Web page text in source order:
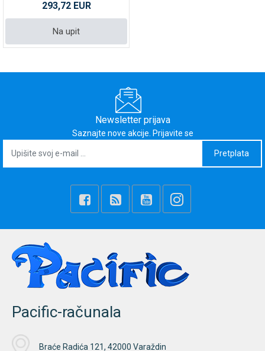
293,72 EUR
Na upit
Newsletter prijava
Saznajte nove akcije. Prijavite se
Pretplata
Pacific-računala
Braće Radića 121, 42000 Varaždin